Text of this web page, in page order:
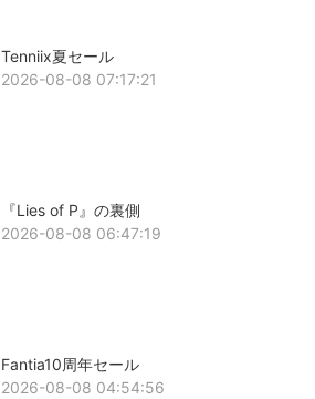
Tenniix夏セール
2026-08-08 07:17:21
『Lies of P』の裏側
2026-08-08 06:47:19
Fantia10周年セール
2026-08-08 04:54:56